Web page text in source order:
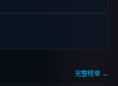
完整榜单 →